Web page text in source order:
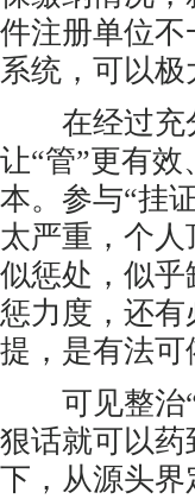
件注册单位不
系统，可以极
在经过充分
让“管”更有
本。参与“挂
太严重，个
似惩处，似乎
惩力度，还
提，是有法可
可见整治“
狠话就可以药
下，从源头界